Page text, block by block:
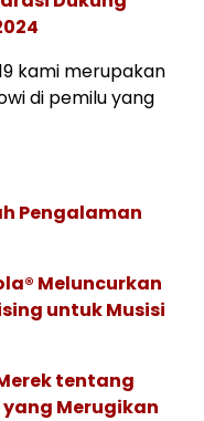
kami merupakan
di pemilu yang
Pengalaman
Meluncurkan
untuk Musisi
tentang
yang Merugikan